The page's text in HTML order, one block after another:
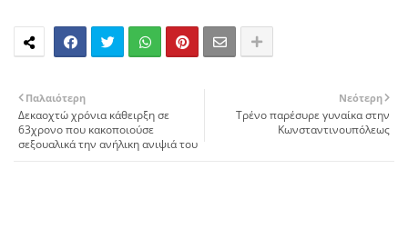
Νεότερη
Τρένο παρέσυρε γυναίκα στην
Κωνσταντινουπόλεως
Παλαιότερη
Δεκαοχτώ χρόνια κάθειρξη σε
63χρονο που κακοποιούσε
σεξουαλικά την ανήλικη ανιψιά του